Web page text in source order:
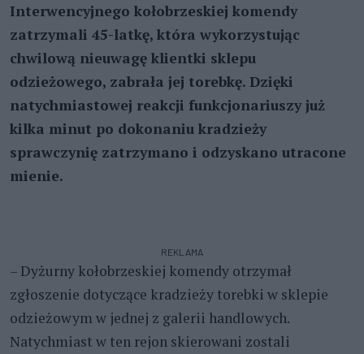
Interwencyjnego kołobrzeskiej komendy
zatrzymali 45-latkę, która wykorzystując
chwilową nieuwagę klientki sklepu
odzieżowego, zabrała jej torebkę. Dzięki
natychmiastowej reakcji funkcjonariuszy już
kilka minut po dokonaniu kradzieży
sprawczynię zatrzymano i odzyskano utracone
mienie.
REKLAMA
– Dyżurny kołobrzeskiej komendy otrzymał
zgłoszenie dotyczące kradzieży torebki w sklepie
odzieżowym w jednej z galerii handlowych.
Natychmiast w ten rejon skierowani zostali